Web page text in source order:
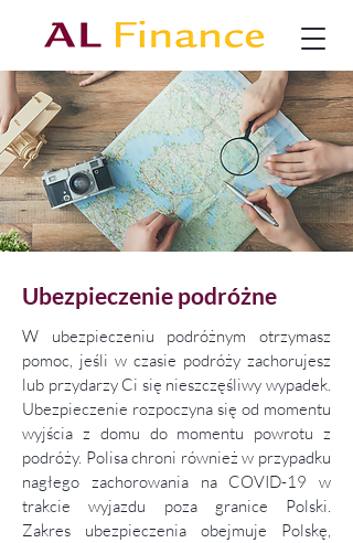
Ubezpieczenie podróżne
W ubezpieczeniu podróżnym otrzymasz
pomoc, jeśli w czasie podróży zachorujesz
lub przydarzy Ci się nieszczęśliwy wypadek.
Ubezpieczenie rozpoczyna się od momentu
wyjścia z domu do momentu powrotu z
podróży. Polisa chroni również w przypadku
nagłego zachorowania na COVID-19 w
trakcie wyjazdu poza granice Polski.
Zakres ubezpieczenia obejmuje Polskę,